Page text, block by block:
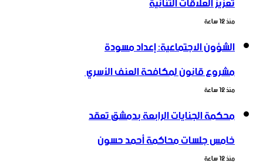
منذ 12 ساعة
الشؤون الاجتماعية: إعداد مسودة
مشروع قانون لمكافحة العنف الأسري ‏
منذ 12 ساعة
محكمة الجنايات الرابعة بدمشق تعقد
خامس جلسات محاكمة أحمد حسون
منذ 12 ساعة